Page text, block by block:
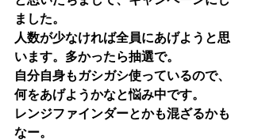
ました。
人数が少なければ全員にあげようと思
います。多かったら抽選で。
​自分自身もガシガシ使っているので、
何をあげようかなと悩み中です。
レンジファインダーとかも混ざるかも
なー。